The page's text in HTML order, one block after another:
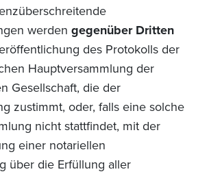
werden gegenüber Dritten
des Protokolls der
Hauptversammlung der
Gesellschaft, die der
zustimmt, oder, falls eine solche
nicht stattfindet, mit der
einer notariellen
über die Erfüllung aller